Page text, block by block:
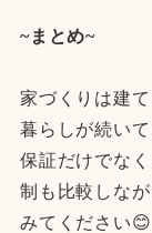
~まとめ~
家づくりは建
暮らしが続いて
保証だけでな
制も比較しな
みてください😊